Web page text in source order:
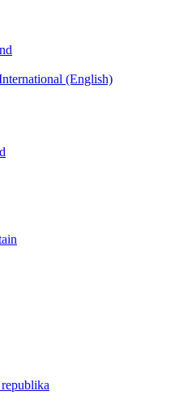
(English)